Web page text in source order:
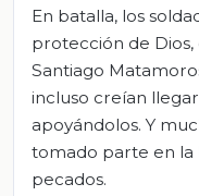
En batalla, los
protección de Dios,
Santiago
incluso creían
apoyándolos. Y
tomado parte en la
pecados.